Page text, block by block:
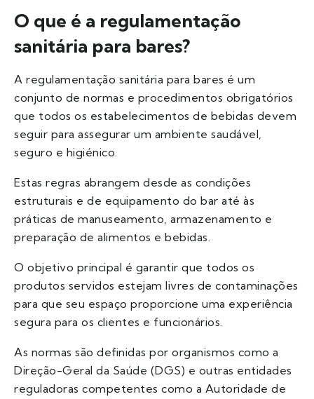
O que é a regulamentação
sanitária para bares?
A regulamentação sanitária para bares é um
conjunto de normas e procedimentos obrigatórios
que todos os estabelecimentos de bebidas devem
seguir para assegurar um ambiente saudável,
seguro e higiénico.
Estas regras abrangem desde as condições
estruturais e de equipamento do bar até às
práticas de manuseamento, armazenamento e
preparação de alimentos e bebidas.
O objetivo principal é garantir que todos os
produtos servidos estejam livres de contaminações
para que seu espaço proporcione uma experiência
segura para os clientes e funcionários.
As normas são definidas por organismos como a
Direção-Geral da Saúde (DGS) e outras entidades
reguladoras competentes como a Autoridade de